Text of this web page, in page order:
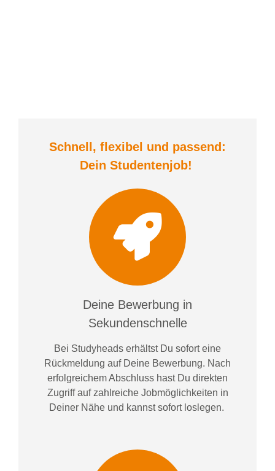
Schnell, flexibel und passend:
Dein Studentenjob!
Deine Bewerbung in
Sekundenschnelle
Bei Studyheads erhältst Du sofort eine
Rückmeldung auf Deine Bewerbung. Nach
erfolgreichem Abschluss hast Du direkten
Zugriff auf zahlreiche Jobmöglichkeiten in
Deiner Nähe und kannst sofort loslegen.